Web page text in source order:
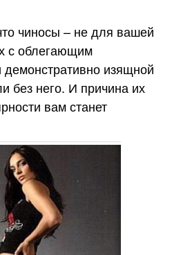
чиносы – не для вашей
с облегающим
изящной
без него. И причина их
вам станет